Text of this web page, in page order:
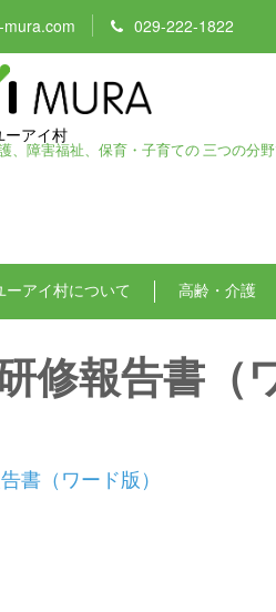
029-222-1822
ーアイ村
、障害福祉、保育・子育ての 三つの分
ーアイ村について 高齢・介護
修報告書（
書（ワード版）